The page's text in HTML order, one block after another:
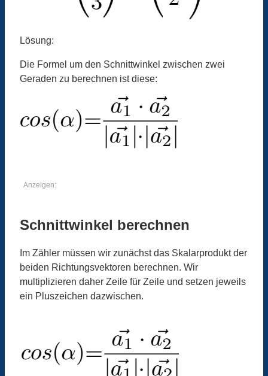
Lösung:
Die Formel um den Schnittwinkel zwischen zwei
Geraden zu berechnen ist diese:
Anzeigen:
Schnittwinkel berechnen
Im Zähler müssen wir zunächst das Skalarprodukt der
beiden Richtungsvektoren berechnen. Wir
multiplizieren daher Zeile für Zeile und setzen jeweils
ein Pluszeichen dazwischen.